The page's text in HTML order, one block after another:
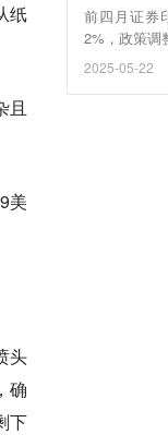
纸
且
美
头
确
下
前四月证券
2%，政策调
2025-05-22